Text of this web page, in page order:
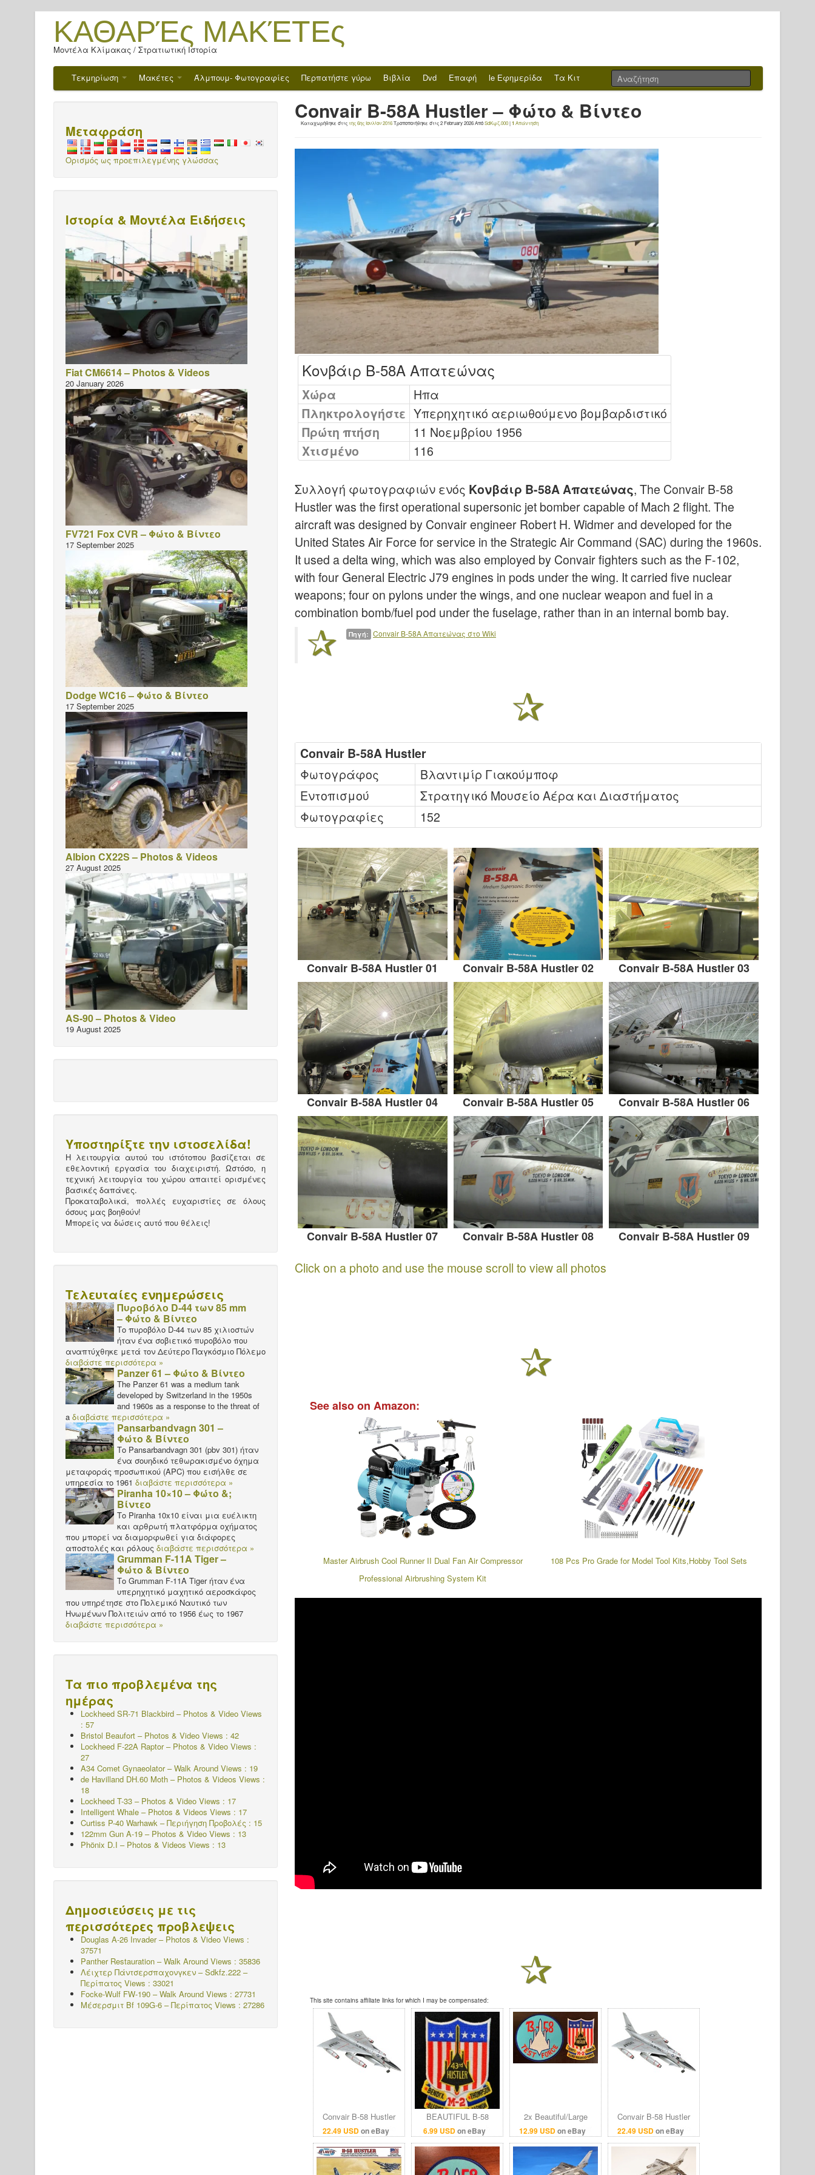
ΚΑΘΑΡΈς ΜΑΚΈΤΕς
Μοντέλα Κλίμακας / Στρατιωτική Ιστορία
Τεκμηρίωση Μακέτες Άλμπουμ- Φωτογραφίες Περπατήστε γύρω Βιβλία Dvd Επαφή le Εφημερίδα Τα Κιτ
Convair B-58A Hustler – Φώτο & Βίντεο
Καταχωρήθηκε στιςτης 6ης Ιουλίου 2016Τροποποιήθηκε στις2 February 2026ΑπόSdΚφζ.000|1 Απάντηση
Κονβάιρ Β-58Α Απατεώνας
Χώρα
Ηπα
Πληκτρολογήστε Υπερηχητικό αεριωθούμενο βομβαρδιστικό
Πρώτη πτήση
11 Νοεμβρίου 1956
Χτισμένο
116
Συλλογή φωτογραφιών ενός Κονβάιρ Β-58Α Απατεώνας, The Convair B-58
Hustler was the first operational supersonic jet bomber capable of Mach 2 flight. The
aircraft was designed by Convair engineer Robert H. Widmer and developed for the
United States Air Force for service in the Strategic Air Command (SAC) during the 1960s.
It used a delta wing, which was also employed by Convair fighters such as the F-102,
with four General Electric J79 engines in pods under the wing. It carried five nuclear
weapons; four on pylons under the wings, and one nuclear weapon and fuel in a
combination bomb/fuel pod under the fuselage, rather than in an internal bomb bay.
Πηγή: Convair Β-58Α Απατεώνας στο Wiki
Convair B-58A Hustler
Φωτογράφος
Βλαντιμίρ Γιακούμποφ
Εντοπισμού
Στρατηγικό Μουσείο Αέρα και Διαστήματος
Φωτογραφίες
152
Convair B-58A Hustler 01 Convair B-58A Hustler 02 Convair B-58A Hustler 03
Convair B-58A Hustler 04 Convair B-58A Hustler 05 Convair B-58A Hustler 06
Convair B-58A Hustler 07 Convair B-58A Hustler 08 Convair B-58A Hustler 09
Click on a photo and use the mouse scroll to view all photos
See also on Amazon:
Master Airbrush Cool Runner II Dual Fan Air Compressor
Professional Airbrushing System Kit
108 Pcs Pro Grade for Model Tool Kits,Hobby Tool Sets
This site contains affiliate links for which I may be compensated:
22.49 USDon eBay
Convair B-58 Hustler
Supersonic Strategic
Bomber United States
Air Force (USAF)
6.99 USDon eBay
BEAUTIFUL B-58
Hustler 43rd Bomb
Wing Patch US seller
SAC Bomber USAF
Convair
12.99 USDon eBay
2x Beautiful/Large
Convair B-58 Hustler
43rd Wing &Test
Patches SAC Bomber
USAF
22.49 USDon eBay
Convair B-58 Hustler
Supersonic Strategic
Bomber United States
Air Force (USAF)
Μεταφράση
Ορισμός ως προεπιλεγμένης γλώσσας
Ιστορία & Μοντέλα Ειδήσεις
Fiat CM6614 – Photos & Videos
20 January 2026
FV721 Fox CVR – Φώτο & Βίντεο
17 September 2025
Dodge WC16 – Φώτο & Βίντεο
17 September 2025
Albion CX22S – Photos & Videos
27 August 2025
AS-90 – Photos & Video
19 August 2025
Υποστηρίξτε την ιστοσελίδα!
Η λειτουργία αυτού του ιστότοπου βασίζεται σε
εθελοντική εργασία του διαχειριστή. Ωστόσο, η
τεχνική λειτουργία του χώρου απαιτεί ορισμένες
βασικές δαπάνες.
Προκαταβολικά, πολλές ευχαριστίες σε όλους
όσους μας βοηθούν!
Μπορείς να δώσεις αυτό που θέλεις!
Τελευταίες ενημερώσεις
Πυροβόλο D-44 των 85 mm
– Φώτο & Βίντεο
Το πυροβόλο D-44 των 85 χιλιοστών
ήταν ένα σοβιετικό πυροβόλο που
αναπτύχθηκε μετά τον Δεύτερο Παγκόσμιο Πόλεμο
διαβάστε περισσότερα »
Panzer 61 – Φώτο & Βίντεο
The Panzer 61 was a medium tank
developed by Switzerland in the 1950s
and 1960s as a response to the threat of
a διαβάστε περισσότερα »
Pansarbandvagn 301 –
Φώτο & Βίντεο
Το Pansarbandvagn 301 (pbv 301) ήταν
ένα σουηδικό τεθωρακισμένο όχημα
μεταφοράς προσωπικού (APC) που εισήλθε σε
υπηρεσία το 1961 διαβάστε περισσότερα »
Piranha 10×10 – Φώτο &;
Βίντεο
Το Piranha 10x10 είναι μια ευέλικτη
και αρθρωτή πλατφόρμα οχήματος
που μπορεί να διαμορφωθεί για διάφορες
αποστολές και ρόλους διαβάστε περισσότερα »
Grumman F-11A Tiger –
Φώτο & Βίντεο
Το Grumman F-11A Tiger ήταν ένα
υπερηχητικό μαχητικό αεροσκάφος
που υπηρέτησε στο Πολεμικό Ναυτικό των
Ηνωμένων Πολιτειών από το 1956 έως το 1967
διαβάστε περισσότερα »
Τα πιο προβλεμένα της
ημέρας
Lockheed SR-71 Blackbird – Photos & Video Views
: 57
Bristol Beaufort – Photos & Video Views : 42
Lockheed F-22A Raptor – Photos & Video Views :
27
A34 Comet Gynaeolator – Walk Around Views : 19
de Havilland DH.60 Moth – Photos & Videos Views :
18
Lockheed T-33 – Photos & Video Views : 17
Intelligent Whale – Photos & Videos Views : 17
Curtiss P-40 Warhawk – Περιήγηση Προβολές : 15
122mm Gun A-19 – Photos & Video Views : 13
Phönix D.I – Photos & Videos Views : 13
Δημοσιεύσεις με τις
περισσότερες προβλεψεις
Douglas A-26 Invader – Photos & Video Views :
37571
Panther Restauration – Walk Around Views : 35836
Λέιχτερ Πάντσερσπαχονγκεν – Sdkfz.222 –
Περίπατος Views : 33021
Focke-Wulf FW-190 – Walk Around Views : 27731
Μέσερσμιτ Bf 109G-6 – Περίπατος Views : 27286